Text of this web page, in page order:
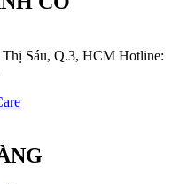
Sáu, Q.3, HCM Hotline: